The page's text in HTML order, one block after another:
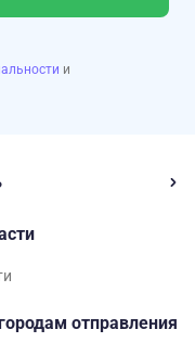
и
отправления